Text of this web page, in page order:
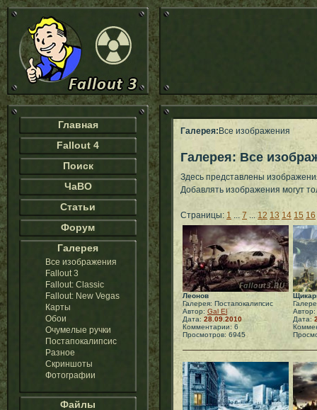
Главная
Fallout 4
Поиск
ЧаВО
Статьи
Форум
Галерея
Все изображения
Fallout 3
Fallout: Classic
Fallout: New Vegas
Карты
Обои
Очумелые ручки
Постапокалипсис
Разное
Скриншоты
Фотографии
Файлы
Галерея: Все изображения
Галерея: Все
Здесь представлены
Добавлять изображения могут
Страницы: 1 ... 7 ... 12 13 14 15 16
Леонов
Галерея: Постапокалипсис
Автор: Gal El
Дата: 28.09.2010
Комментарии: 6
Просмотров: 6945
Автор:
Дата: